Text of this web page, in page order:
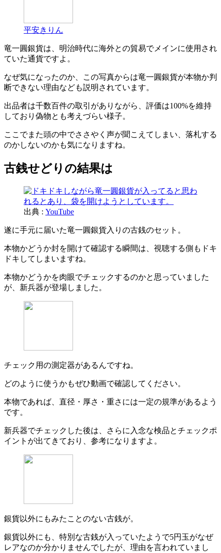
平安きりん
竜一圓銀貨は、明治時代に海外との貿易でメインに使用され
ていた通貨ですよ。
なぜ気になったのか、この写真からは竜一圓銀貨が本物か判
断できない理由なども説明されています。
出品者は千数百件の取引がありながら、評価は100%を維持
しており偽物とも考えづらい様子。
ここでまた頭の中でささやく声が聞こえてしまい、落札する
のかしないのかも気になりますね。
古銭せどりの結果は
出典 : YouTube
遂に手元に届いた竜一圓銀貨入りの古銭のセット。
本物かどうか封を開けて確認する瞬間は、視聴する側もドキ
ドキしてしまいますね。
本物かどうかを肉眼でチェックするのかと思っていました
が、新兵器が登場しました。
チェック用の測定器があるんですね。
どのように使うかもぜひ動画で確認してください。
本物であれば、直径・厚さ・重さには一定の規準があるよう
です。
新兵器でチェックした後は、さらに入念な検品とチェックポ
イントが出てきており、参考になりますよ。
銀貨以外にもみたことのない古銭が。
銀貨以外にも、特別な古銭が入っていたようで5円玉がなぜ
レアなのか分かりませんでしたが、理由を言われていまし